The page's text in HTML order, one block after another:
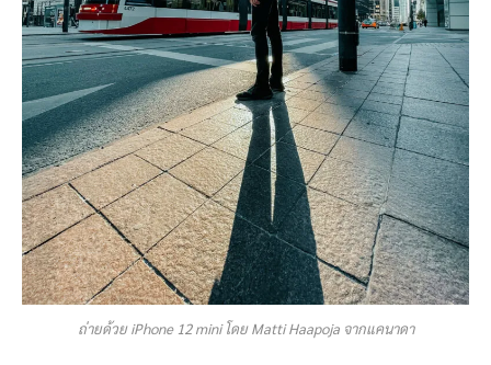
ถ่ายด้วย iPhone 12 mini โดย Matti Haapoja จากแคนาดา